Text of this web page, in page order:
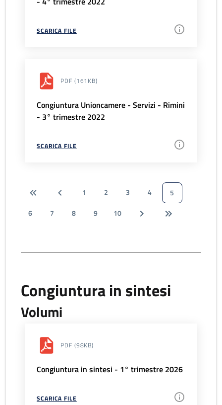
SCARICA FILE
PDF (161KB)
Congiuntura Unioncamere - Servizi - Rimini
- 3° trimestre 2022
SCARICA FILE
1 2 3 4
5
6
7 8 9 10
Congiuntura in sintesi
Volumi
PDF (98KB)
Congiuntura in sintesi - 1° trimestre 2026
SCARICA FILE